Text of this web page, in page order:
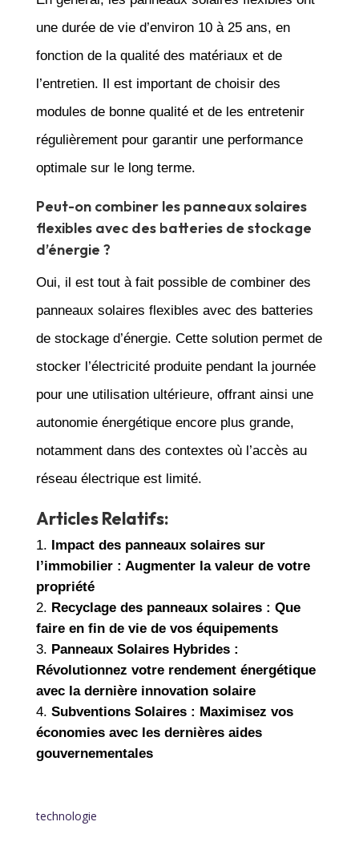
une durée de vie d’environ 10 à 25 ans, en
fonction de la qualité des matériaux et de
l’entretien. Il est important de choisir des
modules de bonne qualité et de les entretenir
régulièrement pour garantir une performance
optimale sur le long terme.
Peut-on combiner les panneaux solaires
flexibles avec des batteries de stockage
d’énergie ?
Oui, il est tout à fait possible de combiner des
panneaux solaires flexibles avec des batteries
de stockage d’énergie. Cette solution permet de
stocker l’électricité produite pendant la journée
pour une utilisation ultérieure, offrant ainsi une
autonomie énergétique encore plus grande,
notamment dans des contextes où l’accès au
réseau électrique est limité.
Articles Relatifs:
Impact des panneaux solaires sur
l’immobilier : Augmenter la valeur de votre
propriété
Recyclage des panneaux solaires : Que
faire en fin de vie de vos équipements
Panneaux Solaires Hybrides :
Révolutionnez votre rendement énergétique
avec la dernière innovation solaire
Subventions Solaires : Maximisez vos
économies avec les dernières aides
gouvernementales
technologie